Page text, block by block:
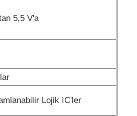
5,5 V'a
Lojik IC'ler